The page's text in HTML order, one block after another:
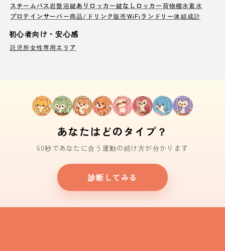
スチームバス岩盤浴鍵ありロッカー鍵なしロッカー荷物棚水素水
プロテインサーバー商品/ドリンク販売WiFi ランドリー体組成計
初心者向け・安心感
託児所女性専用エリア
あなたはどのタイプ？
60秒であなたに合う運動の続け方が分かります
診断してみる